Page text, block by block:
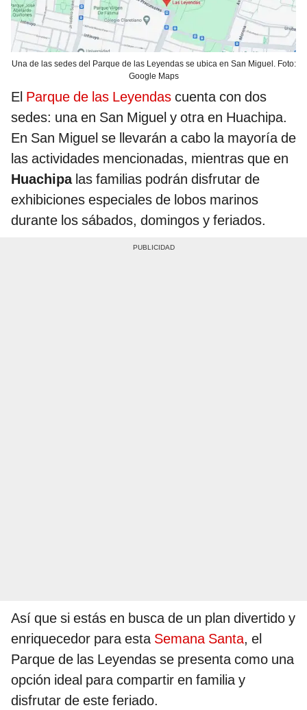
Una de las sedes del Parque de las Leyendas se ubica en San Miguel. Foto:
Google Maps
El Parque de las Leyendas cuenta con dos
sedes: una en San Miguel y otra en Huachipa.
En San Miguel se llevarán a cabo la mayoría de
las actividades mencionadas, mientras que en
Huachipalas familias podrán disfrutar de
exhibiciones especiales de lobos marinos
durante los sábados, domingos y feriados.
Así que si estás en busca de un plan divertido y
enriquecedor para esta Semana Santa, el
Parque de las Leyendas se presenta como una
opción ideal para compartir en familia y
disfrutar de este feriado.